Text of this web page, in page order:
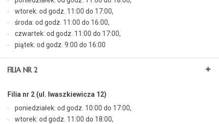
wtorek: od godz. 11:00 do 17:00,
środa: od godz. 11:00 do 16:00,
czwartek: od godz. 11:00 do 17:00,
piątek: od godz. 9:00 do 16:00
FILIA NR 2
Filia nr 2 (ul. Iwaszkiewicza 12)
poniedziałek: od godz. 10:00 do 17:00,
wtorek: od godz. 11:00 do 18:00,